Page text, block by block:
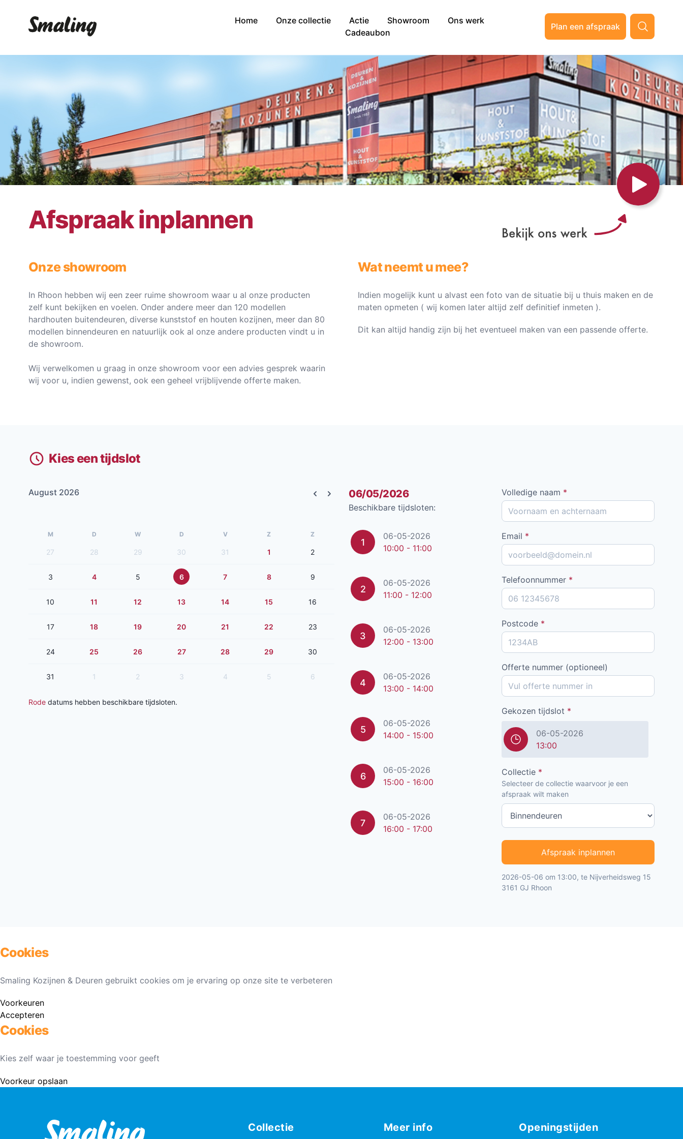
Home Onze collectie Actie Showroom
Ons werk
Cadeaubon
Plan een afspraak
Afspraak inplannen
Onze showroom
In Rhoon hebben wij een zeer ruime showroom waar u al onze producten
zelf kunt bekijken en voelen. Onder andere meer dan 120 modellen
hardhouten buitendeuren, diverse kunststof en houten kozijnen, meer dan 80
modellen binnendeuren en natuurlijk ook al onze andere producten vindt u in
de showroom.
Wij verwelkomen u graag in onze showroom voor een advies gesprek waarin
wij voor u, indien gewenst, ook een geheel vrijblijvende offerte maken.
Wat neemt u mee?
Indien mogelijk kunt u alvast een foto van de situatie bij u thuis maken en de
maten opmeten ( wij komen later altijd zelf definitief inmeten ).
Dit kan altijd handig zijn bij het eventueel maken van een passende offerte.
Kies een tijdslot
August 2026
Previous month
Next month
M D W D V Z Z
27 28 29 30 31 1 2
3 4 5 6 7 8 9
10 11 12 13 14 15 16
17 18 19 20 21 22 23
24 25 26 27 28 29 30
31 1 2 3 4 5 6
Rode datums hebben beschikbare tijdsloten.
06/05/2026
Beschikbare tijdsloten:
1
06-05-2026
10:00 - 11:00
2
06-05-2026
11:00 - 12:00
3
06-05-2026
12:00 - 13:00
4
06-05-2026
13:00 - 14:00
5
06-05-2026
14:00 - 15:00
6
06-05-2026
15:00 - 16:00
7
06-05-2026
16:00 - 17:00
Volledige naam *
Email *
Telefoonnummer *
Postcode *
Offerte nummer (optioneel)
Gekozen tijdslot *
06-05-2026
13:00
Collectie *
Selecteer de collectie waarvoor je een
afspraak wilt maken
Afspraak inplannen
2026-05-06 om 13:00, te Nijverheidsweg 15
3161 GJ Rhoon
Cookies
Smaling Kozijnen & Deuren gebruikt cookies om je ervaring op onze site te verbeteren
Voorkeuren
Accepteren
Cookies
Kies zelf waar je toestemming voor geeft
Voorkeur opslaan
Collectie Meer info Openingstijden